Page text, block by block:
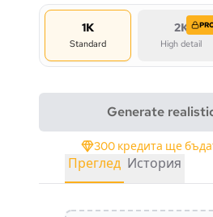
1K
Standard
2K
High detail
Generate
300 кредита ще
Преглед История